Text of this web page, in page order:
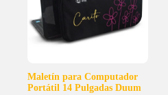
Maletín para Computador
Portátil 14 Pulgadas Duum